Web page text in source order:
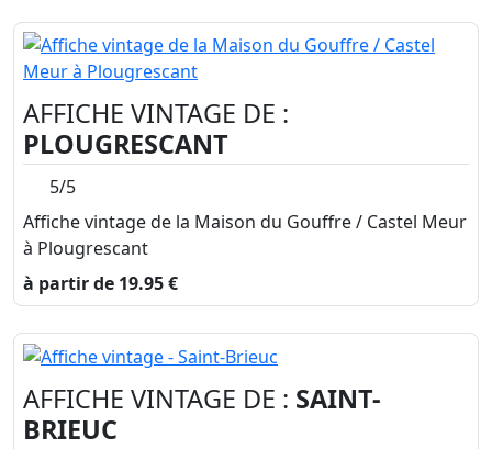
AFFICHE VINTAGE DE :
PLOUGRESCANT
5/5
Affiche vintage de la Maison du Gouffre / Castel Meur
à Plougrescant
à partir de 19.95 €
AFFICHE VINTAGE DE : SAINT-
BRIEUC